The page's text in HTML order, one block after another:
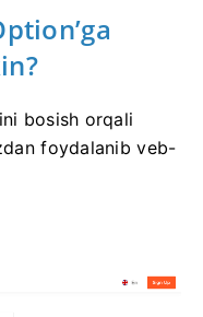
bosish orqali
foydalanib veb-